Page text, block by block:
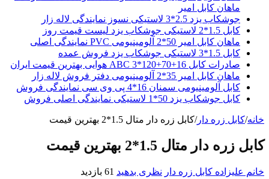
ماهان کابل امیر
جوشکاب یزد 2.5*3 لاستیکی نسوز نمایندگی لاله زار
کابل 1.5*2 لاستیکی جوشکاب یزد لیست قیمت روز
ماهان کابل امیر 50*2 آلومینیومی PVC نمایندگی اصلی
کابل 1.5*3 لاستیکی جوشکاب یزد فروش عمده
صادرات کابل 16+70+120*3 ABC هوایی بهترین قیمت ایران
ماهان کابل امیر 35*2 آلومینیومی دفتر فروش لاله زار
کابل آلومینیومی سمنان 16*4 پی وی سی نمایندگی فروش
کابل جوشکاب یزد 50*1 لاستیکی نمایندگی اصلی فروش
خانه/کابل زره دار/کابل زره دار متال 1.5*2 بهترین قیمت
کابل زره دار متال 1.5*2 بهترین قیمت
خانم علیزاده کابل زره دار نظری بدهید 61 بازدید